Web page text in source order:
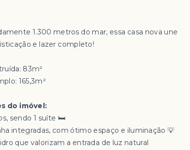
1.300 metros do mar, essa casa nova une
e lazer completo!
83m²
165,3m²
do imóvel:
sendo 1 suíte 🛏️
integradas, com ótimo espaço e iluminação 💡
que valorizam a entrada de luz natural